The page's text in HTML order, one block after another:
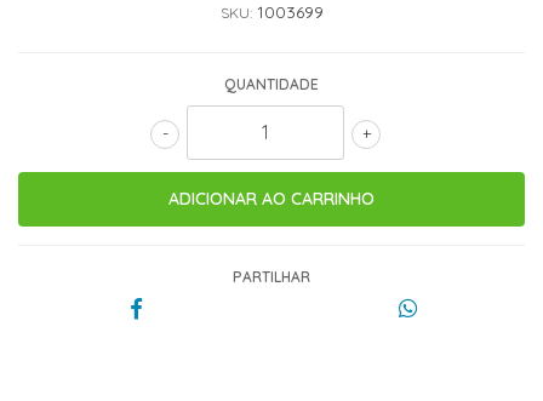
SKU: 1003699
QUANTIDADE
+
-
PARTILHAR